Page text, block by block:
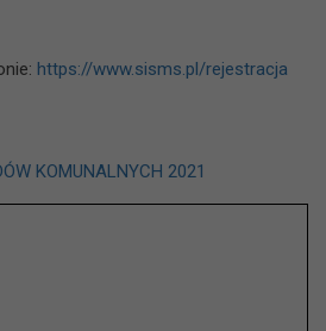
https://www.sisms.pl/rejestracja
KOMUNALNYCH 2021